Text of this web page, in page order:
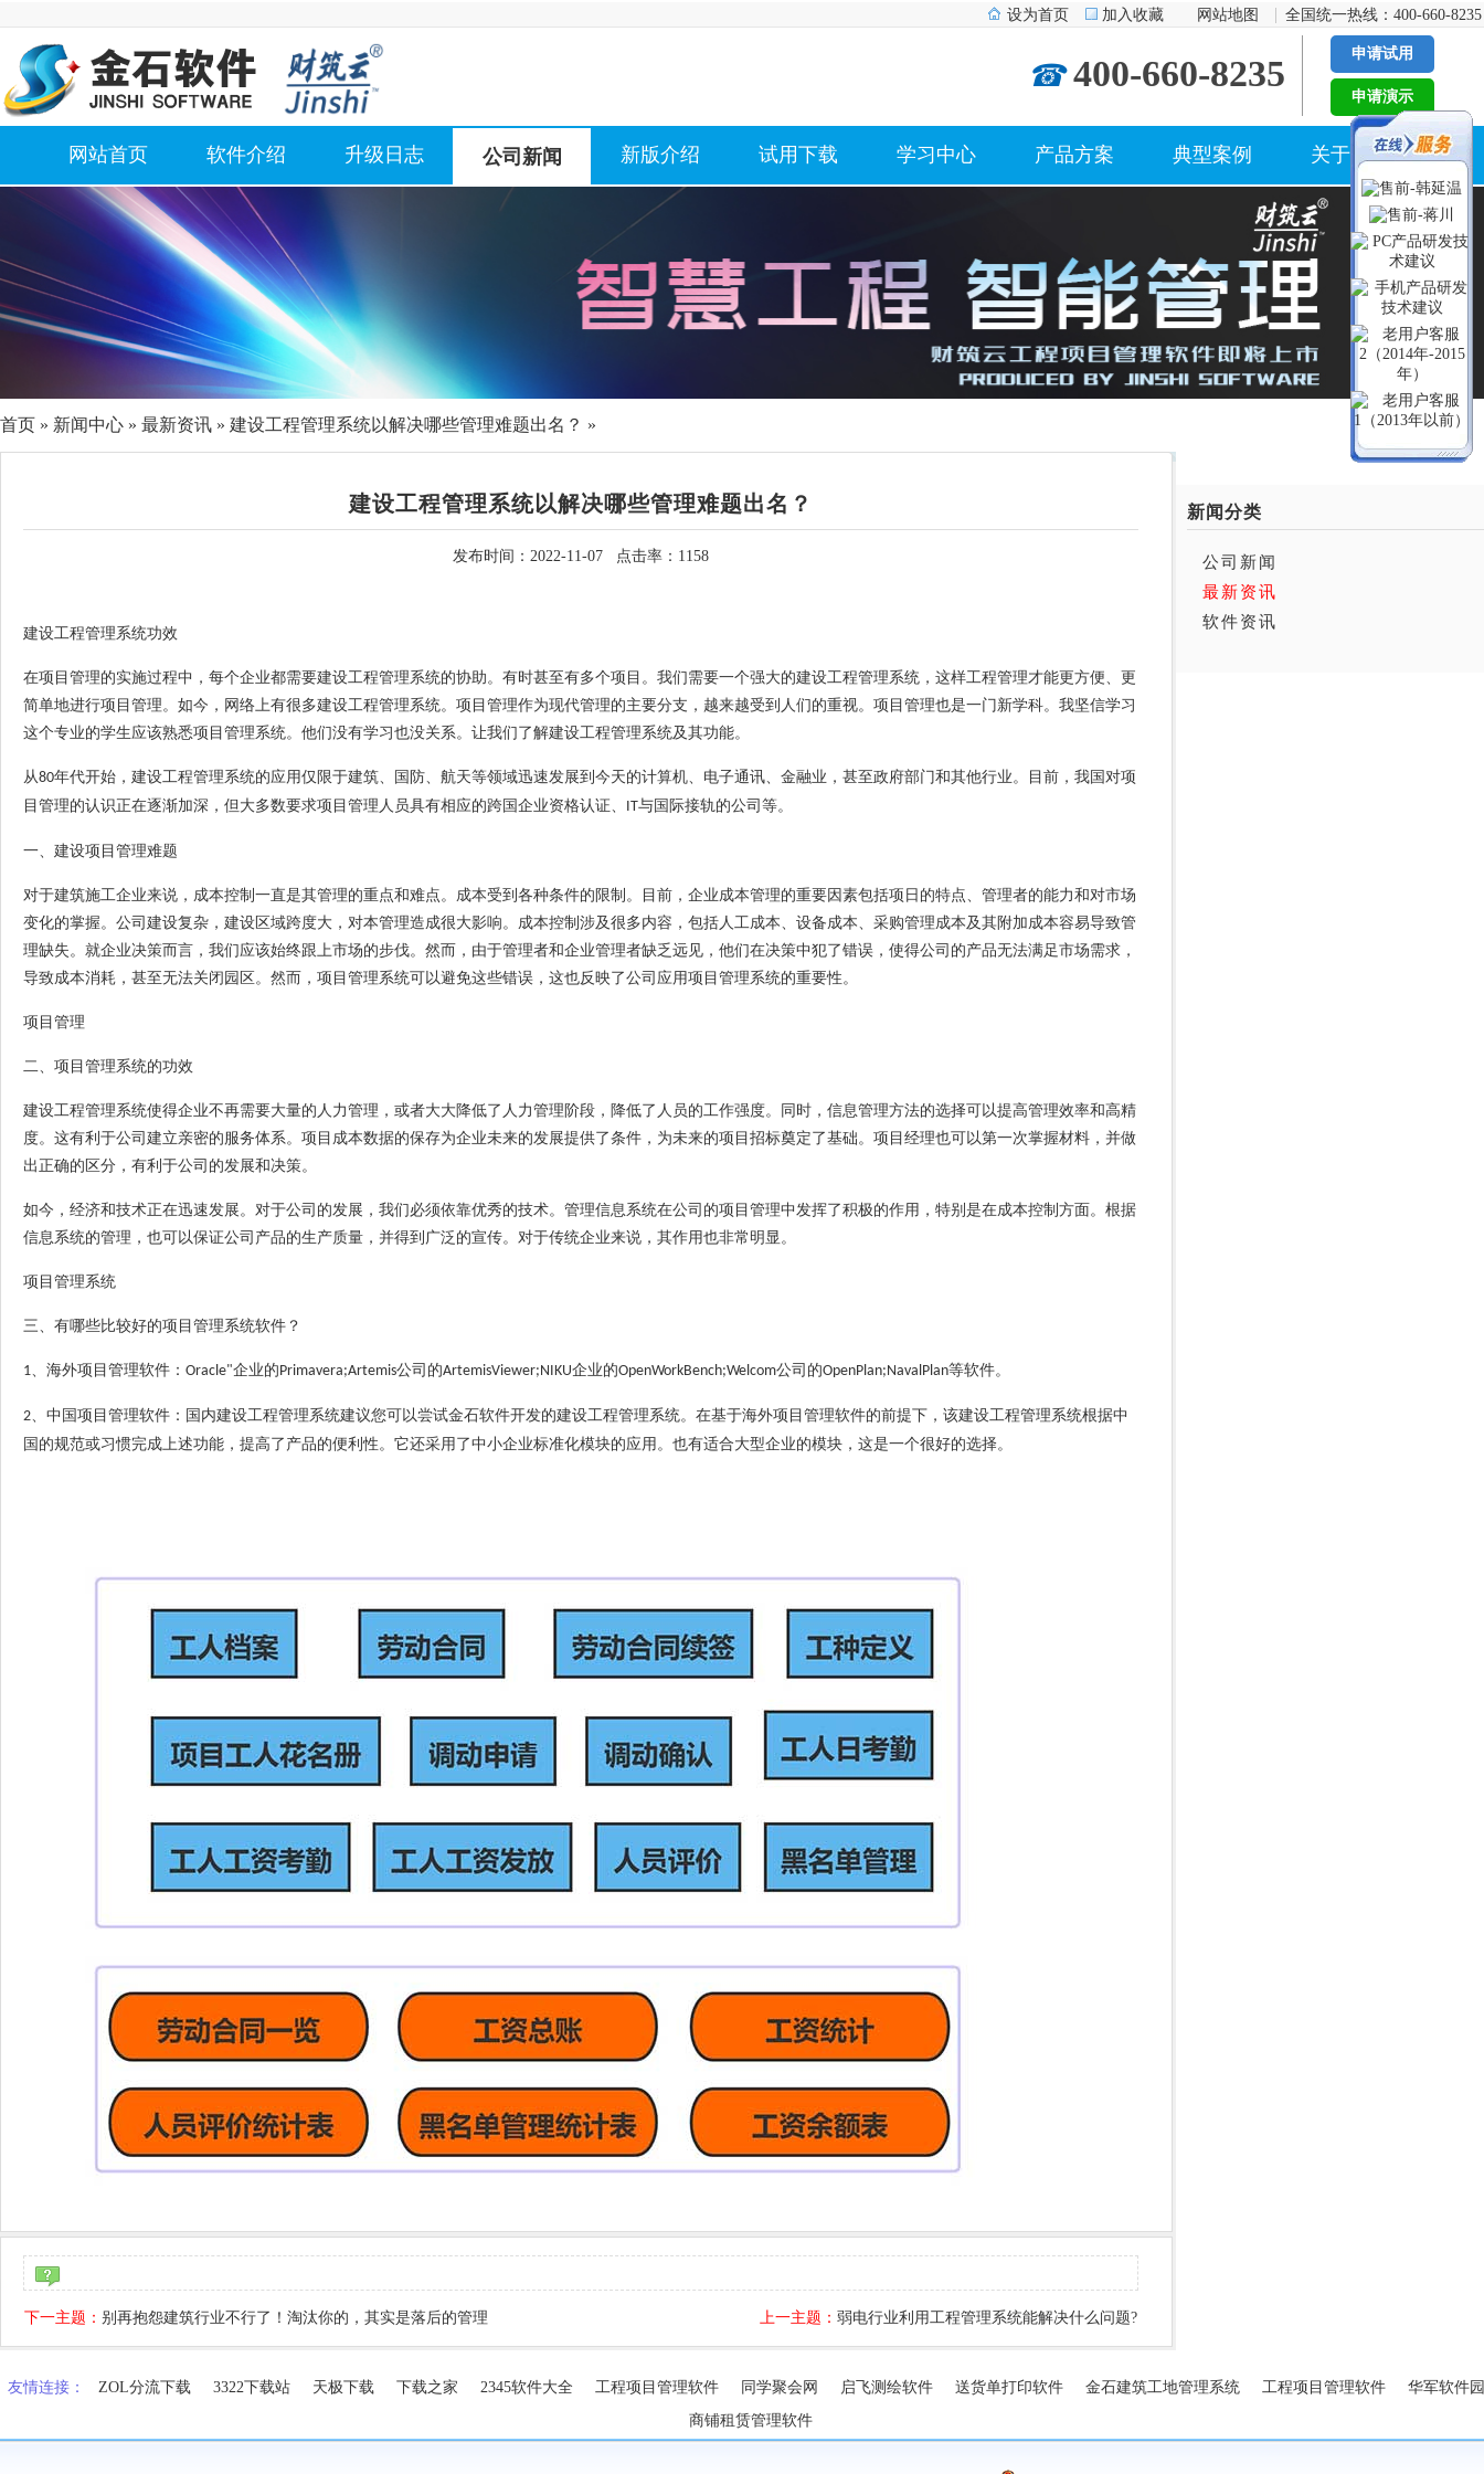
设为首页 加入收藏 网站地图 全国统一热线：400-660-8235
☎ 400-660-8235 申请试用
申请演示
网站首页 软件介绍 升级日志 公司新闻 新版介绍 试用下载 学习中心 产品方案 典型案例 关于我们
首页 » 新闻中心 » 最新资讯 » 建设工程管理系统以解决哪些管理难题出名？ »
建设工程管理系统以解决哪些管理难题出名？
发布时间：2022-11-07 点击率：1158
建设工程管理系统功效
在项目管理的实施过程中，每个企业都需要建设工程管理系统的协助。有时甚至有多个项目。我们需要一个强大的建设工程管理系统 ，这样工程管理才能更方便、更
简单地进行项目管理。如今，网络上有很多建设工程管理系统。项目管理作为现代管理的主要分支，越来越受到人们的重视。项目管理也是一门新学科。我坚信学习
这个专业的学生应该熟悉项目管理系统。他们没有学习也没关系。让我们了解建设工程管理系统及其功能。
从80年代开始， 建设工程管理系统的应用仅限于建筑、 国防、 航天等领域迅速发展到今天的计算机、 电子通讯、 金融业，甚至政府部门和其他行业。目前，我国对项
目管理的认识正在逐渐加深，但大多数要求项目管理人员具有相应的跨国企业资格认证、 IT与国际接轨的公司等。
一、 建设项目管理难题
对于建筑施工企业来说，成本控制一直是其管理的重点和难点。成本受到各种条件的限制。目前，企业成本管理的重要因素包括项日的特点、 管理者的能力和对市场
变化的掌握。公司建设复杂，建设区域跨度大，对本管理造成很大影响。成本控制涉及很多内容，包括人工成本、 设备成本、 采购管理成本及其附加成本容易导致管
理缺失。就企业决策而言，我们应该始终跟上市场的步伐。然而，由于管理者和企业管理者缺乏远见，他们在决策中犯了错误，使得公司的产品无法满足市场需求，
导致成本消耗，甚至无法关闭园区。然而，项目管理系统可以避免这些错误，这也反映了公司应用项目管理系统的重要性。
项目管理
二、 项目管理系统的功效
建设工程管理系统使得企业不再需要大量的人力管理，或者大大降低了人力管理阶段，降低了人员的工作强度。同时，信息管理方法的选择可以提高管理效率和高精
度。这有利于公司建立亲密的服务体系。项目成本数据的保存为企业未来的发展提供了条件，为未来的项目招标奠定了基础。项目经理也可以第一次掌握材料，并做
出正确的区分，有利于公司的发展和决策。
如今，经济和技术正在迅速发展。对于公司的发展，我们必须依靠优秀的技术。管理信息系统在公司的项目管理中发挥了积极的作用，特别是在成本控制方面。根据
信息系统的管理，也可以保证公司产品的生产质量，并得到广泛的宣传。对于传统企业来说，其作用也非常明显。
项目管理系统
三、 有哪些比较好的项目管理系统软件？
1、 海外项目管理软件： Oracle"企业的Primavera;Artemis公司的ArtemisViewer;NIKU企业的OpenWorkBench;Welcom公司的OpenPlan;NavalPlan等软件。
2、 中国项目管理软件：国内建设工程管理系统建议您可以尝试金石软件开发的建设工程管理系统。在基于海外项目管理软件的前提下，该建设工程管理系统根据中
国的规范或习惯完成上述功能，提高了产品的便利性。它还采用了中小企业标准化模块的应用。也有适合大型企业的模块，这是一个很好的选择。
下一主题： 别再抱怨建筑行业不行了！淘汰你的，其实是落后的管理 上一主题： 弱电行业利用工程管理系统能解决什么问题?
新闻分类
公司新闻
最新资讯
软件资讯
友情连接： ZOL分流下载 3322下载站 天极下载 下载之家 2345软件大全 工程项目管理软件 同学聚会网 启飞测绘软件 送货单打印软件 金石建筑工地管理系统 工程项目管理软件
华军软件园
商铺租赁管理软件